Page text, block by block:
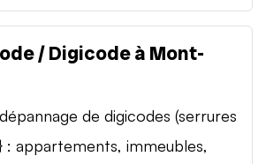
/ Digicode à Mont-
de digicodes (serrures
: appartements, immeubles,